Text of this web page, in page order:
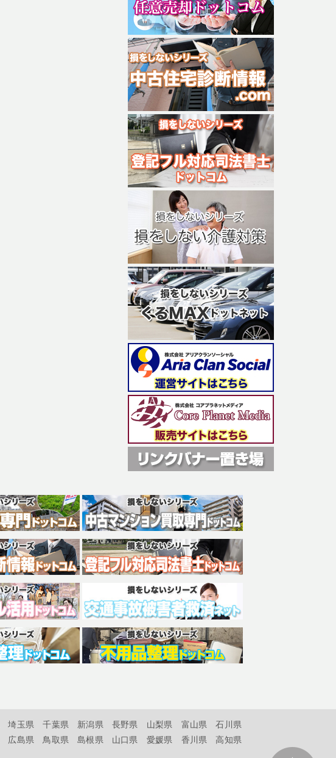
埼玉県 千葉県 新潟県 長野県 山梨県 富山県
石川県
広島県 鳥取県 島根県 山口県 愛媛県 香川県
高知県